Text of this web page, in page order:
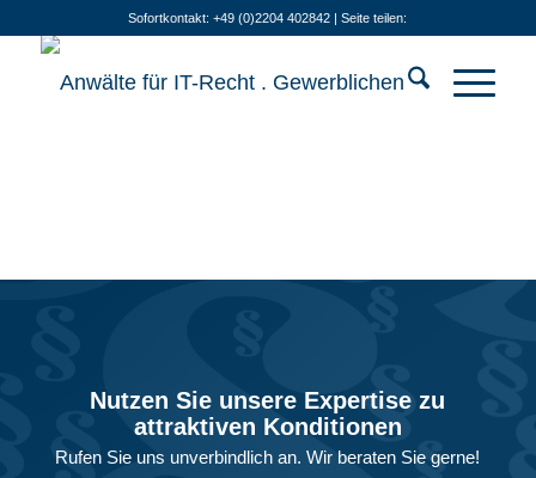
Sofortkontakt: +49 (0)2204 402842 | Seite teilen:
Nutzen Sie unsere Expertise zu
attraktiven Konditionen
Rufen Sie uns unverbindlich an. Wir beraten Sie gerne!